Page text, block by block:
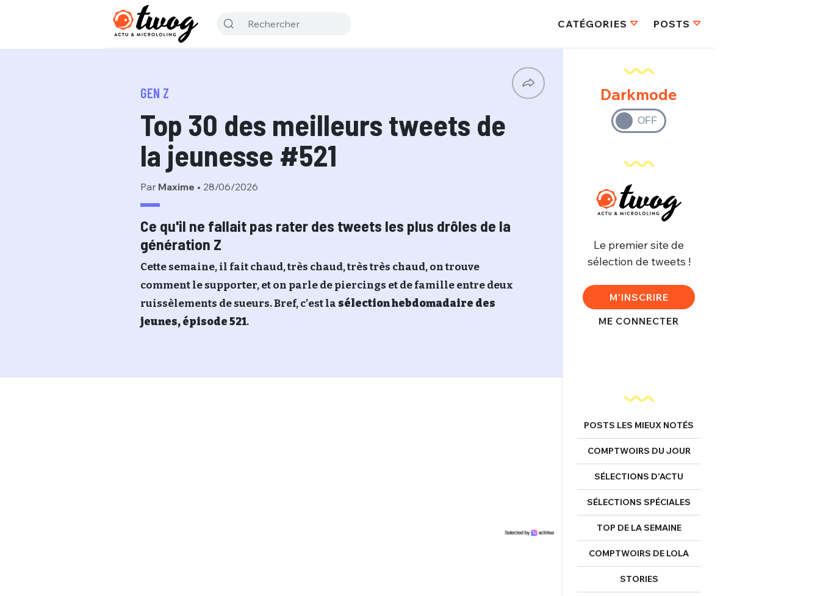
CATÉGORIES POSTS
GEN Z
Top 30 des meilleurs tweets de
la jeunesse #521
Par Maxime • 28/06/2026
Ce qu'il ne fallait pas rater des tweets les plus drôles de la
génération Z
Cette semaine, il fait chaud, très chaud, très très chaud, on trouve
comment le supporter, et on parle de piercings et de famille entre deux
ruissèlements de sueurs. Bref, c’est la sélection hebdomadaire des
jeunes, épisode 521.
Darkmode
Le premier site de
sélection de tweets !
M'INSCRIRE
ME CONNECTER
POSTS LES MIEUX NOTÉS
COMPTWOIRS DU JOUR
SÉLECTIONS D’ACTU
SÉLECTIONS SPÉCIALES
TOP DE LA SEMAINE
COMPTWOIRS DE LOLA
STORIES